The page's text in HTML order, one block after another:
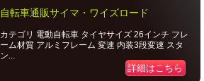
自転車通販サイマ・ワイズロード
カテゴリ 電動自転車 タイヤサイズ 26インチ フレ
ーム材質 アルミフレーム 変速 内装3段変速 スタ
ン...
詳細はこちら